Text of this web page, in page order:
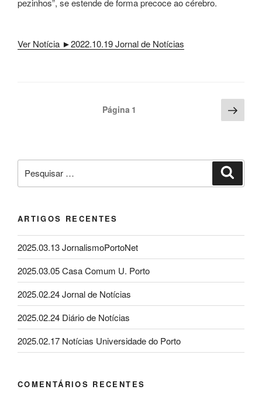
pezinhos”, se estende de forma precoce ao cérebro.
Ver Notícia ►2022.10.19 Jornal de Notícias
Página 1
por:
ARTIGOS RECENTES
2025.03.13 JornalismoPortoNet
2025.03.05 Casa Comum U. Porto
2025.02.24 Jornal de Notícias
2025.02.24 Diário de Notícias
2025.02.17 Notícias Universidade do Porto
COMENTÁRIOS RECENTES